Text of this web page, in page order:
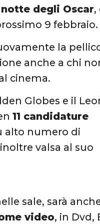
notte degli Oscar,
9 febbraio.
la
anche a chi
cinema.
Globes e il
11 candidature
alto numero di
valsa al suo
sale, sarà
video, in Dvd,